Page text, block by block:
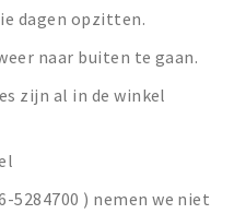
dagen opzitten.
naar buiten te gaan.
zijn al in de winkel
5284700 ) nemen we niet